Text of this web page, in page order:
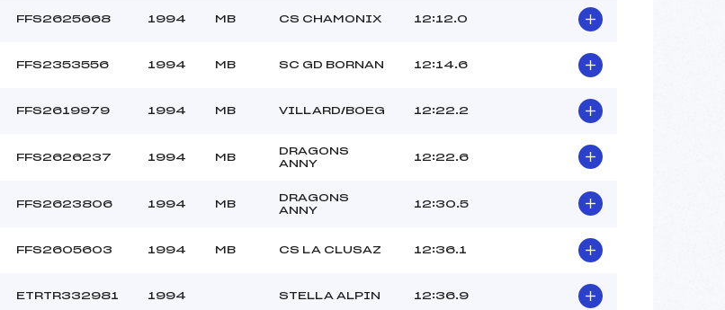
FFS2625668 1994 MB CS CHAMONIX 12:12.0
FFS2353556 1994 MB SC GD BORNAN 12:14.6
FFS2619979 1994 MB VILLARD/BOEG 12:22.2
FFS2626237 1994 MB
DRAGONS
ANNY
12:22.6
FFS2623806 1994 MB
DRAGONS
ANNY
12:30.5
FFS2605603 1994 MB CS LA CLUSAZ 12:36.1
ETRTR332981 1994 STELLA ALPIN 12:36.9